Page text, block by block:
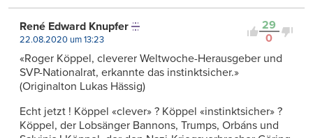
29
0
René Edward Knupfer
22.08.2020 um 13:23
«Roger Köppel, cleverer Weltwoche-Herausgeber und
SVP-Nationalrat, erkannte das instinktsicher.»
(Originalton Lukas Hässig)
Echt jetzt ! Köppel «clever» ? Köppel «instinktsicher» ?
Köppel, der Lobsänger Bannons, Trumps, Orbáns und